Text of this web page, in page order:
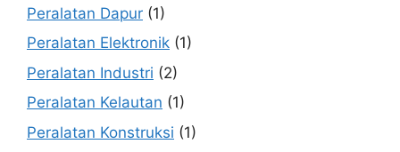
Peralatan Dapur (1)
Peralatan Elektronik (1)
Peralatan Industri (2)
Peralatan Kelautan (1)
Peralatan Konstruksi (1)